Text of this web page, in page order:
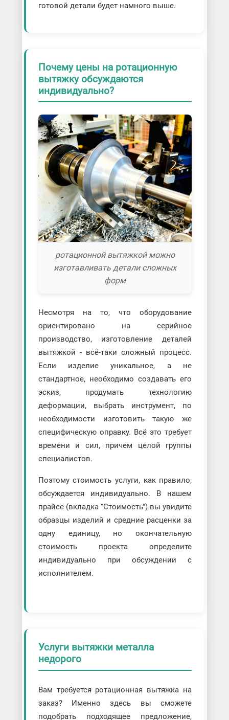
готовой детали будет намного выше.
Почему цены на ротационную
вытяжку обсуждаются
индивидуально?
ротационной вытяжкой можно
изготавливать детали сложных
форм
Несмотря на то, что оборудование
ориентировано на серийное
производство, изготовление деталей
вытяжкой - всё-таки сложный процесс.
Если изделие уникальное, а не
стандартное, необходимо создавать его
эскиз, продумать технологию
деформации, выбрать инструмент, по
необходимости изготовить такую же
специфическую оправку. Всё это требует
времени и сил, причем целой группы
специалистов.
Поэтому стоимость услуги, как правило,
обсуждается индивидуально. В нашем
прайсе (вкладка “Стоимость”) вы увидите
образцы изделий и средние расценки за
одну единицу, но окончательную
стоимость проекта определите
индивидуально при обсуждении с
исполнителем.
Услуги вытяжки металла
недорого
Вам требуется ротационная вытяжка на
заказ? Именно здесь вы сможете
подобрать подходящее предложение,